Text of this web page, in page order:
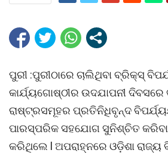
ପୁରୀ :ପୁରୀଠାରେ ଚାଲିଥିବା ବ୍ରିକ୍ସ୍
କାର୍ଯ୍ୟଗୋଷ୍ଠୀର ଉଦଯାପନୀ
ରାଷ୍ଟ୍ରସମୂହର ପ୍ରତିନିଧିବୃନ୍ଦ
ପାରସ୍ପରିକ ସହଯୋଗ ସୁନିଶ୍ଚିତ
କରିଥିଲେ l ଅପରାହ୍ନରେ ଓଡ଼ିଶା ରାଜ୍ୟ